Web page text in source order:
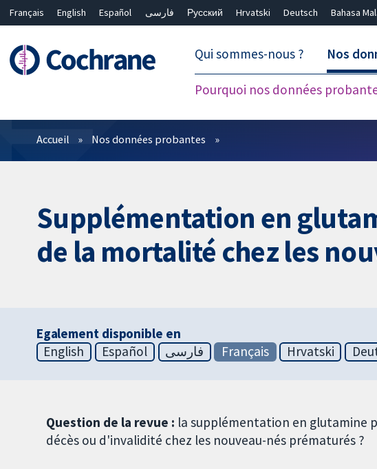
Français English Español فارسی Русский Hrvatski Deutsch Bahasa
Qui sommes-nous ? Nos
Pourquoi nos données
Filtres
Accueil Nos données probantes
Supplémentation en
de la mortalité chez les
Egalement disponible en
English
Español فارسی Français Hrvatski
Question de la revue : la supplémentation en glutamine
décès ou d'invalidité chez les nouveau-nés prématurés ?